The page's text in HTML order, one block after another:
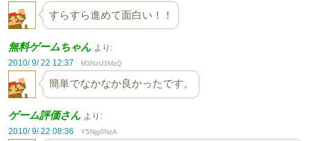
すらすら進めて面白い！！
無料ゲームちゃん より:
2010/ 9/ 22 12:37
M3NzU3MzQ
簡単でなかなか良かったです。
ゲーム評価さん より:
2010/ 9/ 22 08:36
Y5Njg0NzA